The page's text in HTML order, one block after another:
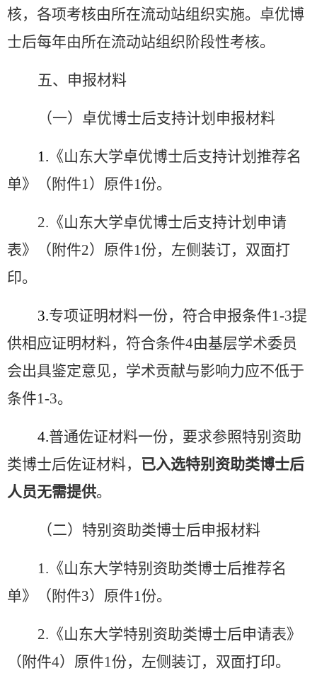
核，各项考核由所在流动站组织实施。卓优博
士后每年由所在流动站组织阶段性考核。
五、申报材料
（一）卓优博士后支持计划申报材料
1. 《山东大学卓优博士后支持计划推荐名
单》（附件1 ）原件1份。
2. 《山东大学卓优博士后支持计划申请
表》（附件2）原件1份，左侧装订，双面打
印。
3.专项证明材料一份，符合申报条件1-3提
供相应证明材料，符合条件4由基层学术委员
会出具鉴定意见，学术贡献与影响力应不低于
条件1-3。
4.普通佐证材料一份，要求参照特别资助
类博士后佐证材料， 已入选特别资助类博士后
人员无需提供。
（二）特别资助类博士后申报材料
1. 《山东大学特别资助类博士后推荐名
单》（附件3）原件1份。
2. 《山东大学特别资助类博士后申请表》
（附件4）原件1份，左侧装订，双面打印。